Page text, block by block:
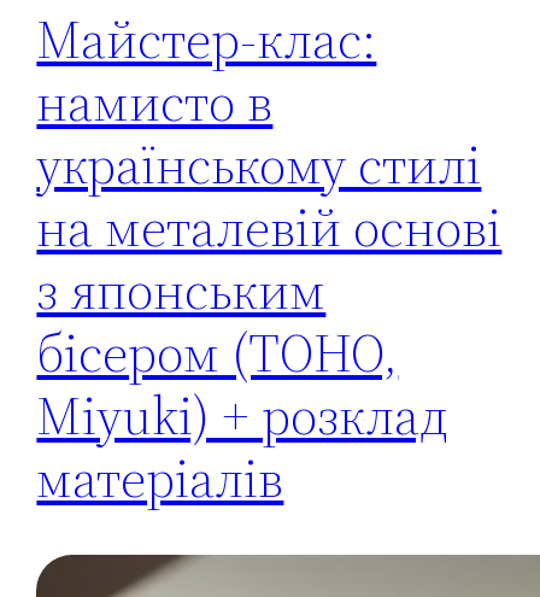
Майстер-клас:
намисто в
українському стилі
на металевій основі
з японським
бісером (TOHO,
Miyuki) + розклад
матеріалів